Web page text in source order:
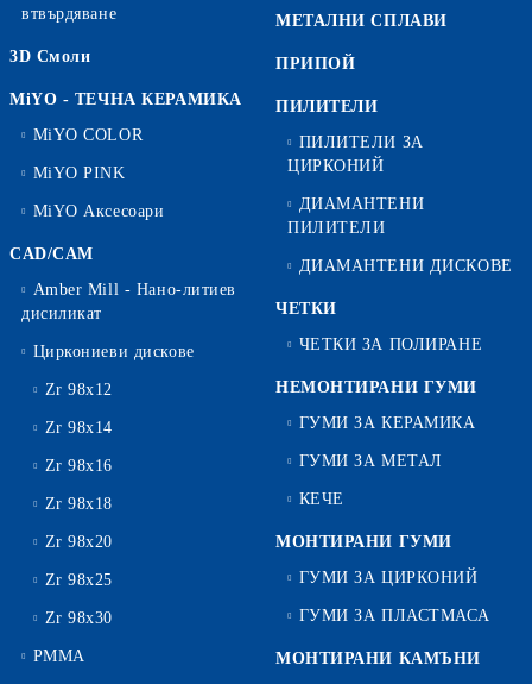
втвърдяване
3D Смоли
MiYO - ТЕЧНА КЕРАМИКА
MiYO COLOR
MiYO PINK
MiYO Аксесоари
CAD/CAM
Amber Mill - Нано-литиев
дисиликат
Циркониеви дискове
Zr 98x12
Zr 98x14
Zr 98x16
Zr 98x18
Zr 98x20
Zr 98x25
Zr 98x30
PMMA
МЕТАЛНИ СПЛАВИ
ПРИПОЙ
ПИЛИТЕЛИ
ПИЛИТЕЛИ ЗА
ЦИРКОНИЙ
ДИАМАНТЕНИ
ПИЛИТЕЛИ
ДИАМАНТЕНИ ДИСКОВЕ
ЧЕТКИ
ЧЕТКИ ЗА ПОЛИРАНЕ
НЕМОНТИРАНИ ГУМИ
ГУМИ ЗА КЕРАМИКА
ГУМИ ЗА МЕТАЛ
КЕЧЕ
МОНТИРАНИ ГУМИ
ГУМИ ЗА ЦИРКОНИЙ
ГУМИ ЗА ПЛАСТМАСА
МОНТИРАНИ КАМЪНИ